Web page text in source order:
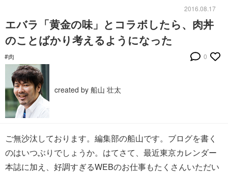
2016.08.17
エバラ「黄金の味」とコラボしたら、肉丼
のことばかり考えるようになった
#肉 0
created by 船山 壮太
ご無沙汰しております。編集部の船山です。ブログを書く
のはいつぶりでしょうか。はてさて、最近東京カレンダー
本誌に加え、好調すぎるWEBのお仕事もたくさんいただい